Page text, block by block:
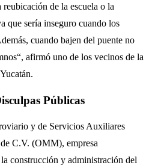
de la escuela o la
que sería inseguro cuando los
cuando bajen del puente no
afirmó uno de los vecinos de la
Públicas
y de Servicios Auxiliares
C.V. (OMM), empresa
construcción y administración del